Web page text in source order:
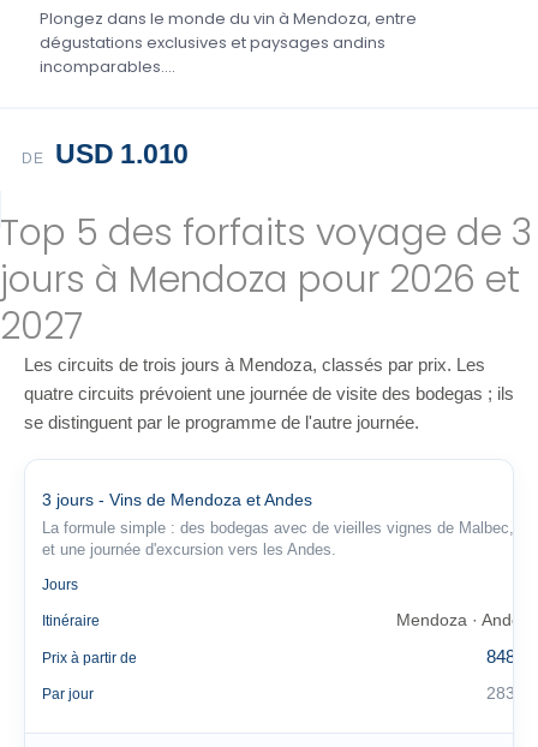
Plongez dans le monde du vin à Mendoza, entre
dégustations exclusives et paysages andins
incomparables....
DE USD 1.010
Top 5 des forfaits voyage de 3
jours à Mendoza pour 2026 et
2027
Les circuits de trois jours à Mendoza, classés par prix. Les
quatre circuits prévoient une journée de visite des bodegas ; ils
se distinguent par le programme de l'autre journée.
3 jours - Vins de Mendoza et Andes
La formule simple : des bodegas avec de vieilles vignes de Malbec,
et une journée d'excursion vers les Andes.
Jours
Itinéraire Mendoza · Andes
Prix à partir de 848 €
Par jour 283 €